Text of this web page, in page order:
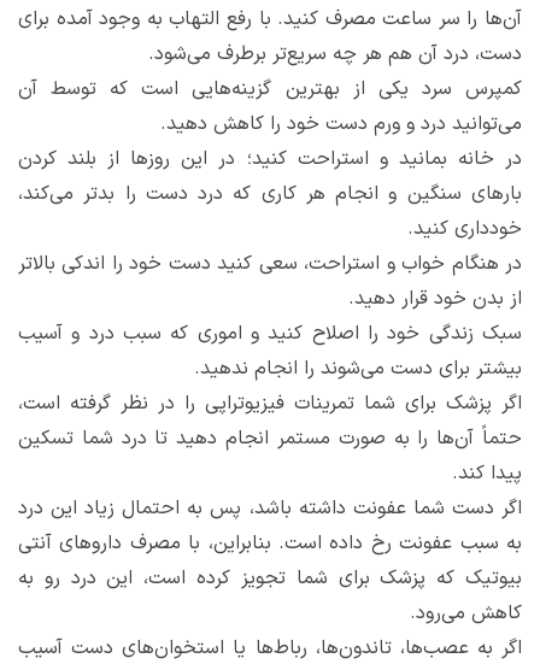
آنها را سر ساعت مصرف کنید. با رفع التهاب به وجود آمده برای
دست، درد آن هم هر چه سریعتر برطرف میشود.
کمپرس سرد یکی از بهترین گزینههایی است که توسط آن
میتوانید درد و ورم دست خود را کاهش دهید.
در خانه بمانید و استراحت کنید؛ در این روزها از بلند کردن
بارهای سنگین و انجام هر کاری که درد دست را بدتر میکند،
خودداری کنید.
در هنگام خواب و استراحت، سعی کنید دست خود را اندکی بالاتر
از بدن خود قرار دهید.
سبک زندگی خود را اصلاح کنید و اموری که سبب درد و آسیب
بیشتر برای دست میشوند را انجام ندهید.
اگر پزشک برای شما تمرینات فیزیوتراپی را در نظر گرفته است،
حتماً آنها را به صورت مستمر انجام دهید تا درد شما تسکین
پیدا کند.
اگر دست شما عفونت داشته باشد، پس به احتمال زیاد این درد
به سبب عفونت رخ داده است. بنابراین، با مصرف داروهای آنتی
بیوتیک که پزشک برای شما تجویز کرده است، این درد رو به
کاهش میرود.
اگر به عصبها، تاندونها، رباطها یا استخوانهای دست آسیب